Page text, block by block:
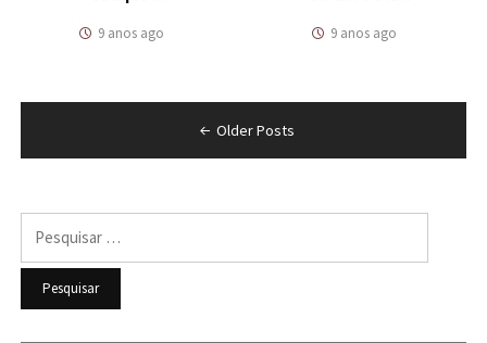
9 anos ago 9 anos ago
por
Older Posts